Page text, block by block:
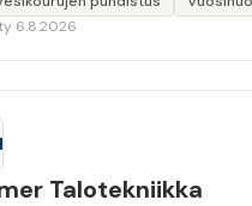
6.8.2026
Talotekniikka